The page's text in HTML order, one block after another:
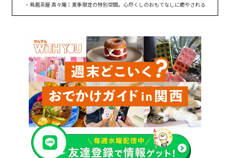
鳥居茶屋 真々庵｜夏季限定の特別空間。心尽くしのおもてなしに癒やされる